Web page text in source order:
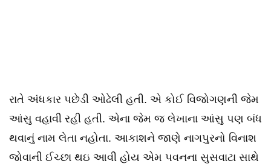
રાતે અંધકાર પછેડી ઓઢેલી હતી. એ કોઈ વિજોગણની જેમ
આંસુ વહાવી રહી હતી. એના જેમ જ લેખાના આંસુ પણ બંધ
થવાનું નામ લેતા નહોતા. આકાશને જાણે નાગપુરનો વિનાશ
જોવાની ઈચ્છા થઇ આવી હોય એમ પવનના સુસવાટા સાથે